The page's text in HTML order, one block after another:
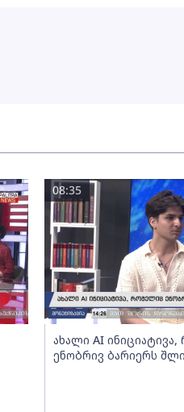
ახალი AI
ენობრივ ბარიერს
08:35